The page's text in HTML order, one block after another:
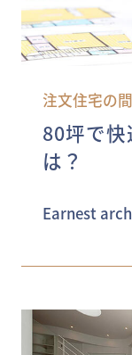
注文住宅の
80坪で
は？
Earnest